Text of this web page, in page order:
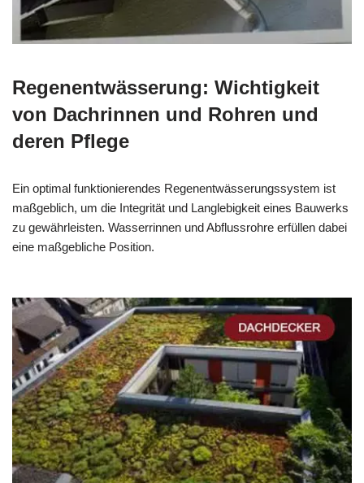
Regenentwässerung: Wichtigkeit
von Dachrinnen und Rohren und
deren Pflege
Ein optimal funktionierendes Regenentwässerungssystem ist
maßgeblich, um die Integrität und Langlebigkeit eines Bauwerks
zu gewährleisten. Wasserrinnen und Abflussrohre erfüllen dabei
eine maßgebliche Position.